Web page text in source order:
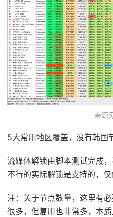
来源
5大常用地区覆盖，没有韩国
流媒体解锁由脚本测试完成
不行的实际解锁是支持的，
注：关于节点数量，这里有
很多，但复用也非常多，本